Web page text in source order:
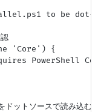
to be dot-
'Core') {
PowerShell
トソースで読み込む